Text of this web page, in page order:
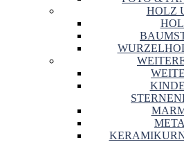
HOLZ